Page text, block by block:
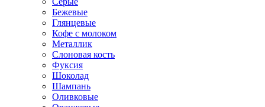
Бежевые
Глянцевые
Кофе с молоком
Металлик
Слоновая кость
Фуксия
Шоколад
Шампань
Оливковые